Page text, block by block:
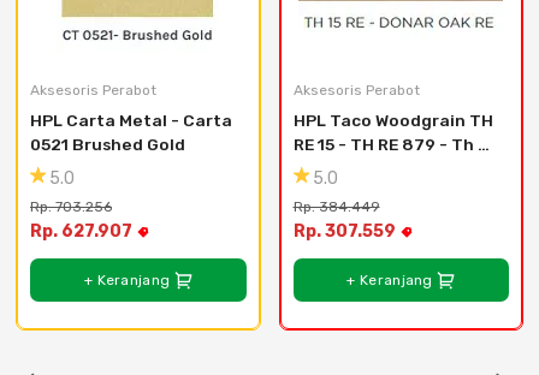
Aksesoris Perabot
HPL Carta Metal - Carta
0521 Brushed Gold
5.0
Rp. 703.256
Rp. 627.907
+ Keranjang
Aksesoris Perabot
HPL Taco Woodgrain TH
RE 15 - TH RE 879 - Th
872 Re - Hazzel
5.0
Rp. 384.449
Rp. 307.559
+ Keranjang